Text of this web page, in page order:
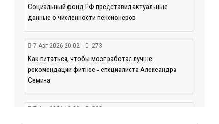
Социальный фонд РФ представил актуальные
данные о численности пенсионеров
7 Авг 2026 20:02 273
Как питаться, чтобы мозг работал лучше:
рекомендации фитнес ‑ специалиста Александра
Семина
7 Авг 2026 19:02 292